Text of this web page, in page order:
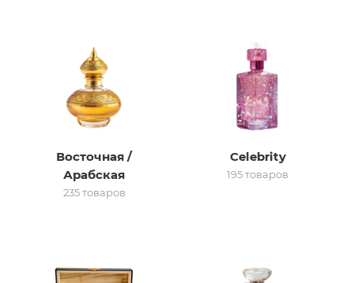
сертификатВосточная /
Арабская
235 товаров
Celebrity
195 товаров